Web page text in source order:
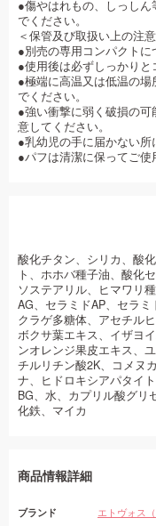
●傷やはれもの、しっし
でください。
＜保管及び取扱い上の注
●別売の専用コンパクトに
●使用後は必ずしっかりと
●極端に高温又は低温の
でください。
●強い衝撃に弱く破損の
意してください。
●乳幼児の手に届かない所
●パフは清潔に保ってご使
酸化チタン、シリカ、酸
ト、ホホバ種子油、酸化
ソステアリル、ヒマワリ
AG、セラミドAP、セラ
クラゲ多糖体、アセチル
ボクサ葉エキス、イザヨ
ンオレンジ果皮エキス、
チルリチン酸2K、コメヌ
ナ、ヒドロキシアパタイ
BG、水、カプリル酸グリ
化鉄、マイカ
商品情報詳細
ブランド エトヴォス（